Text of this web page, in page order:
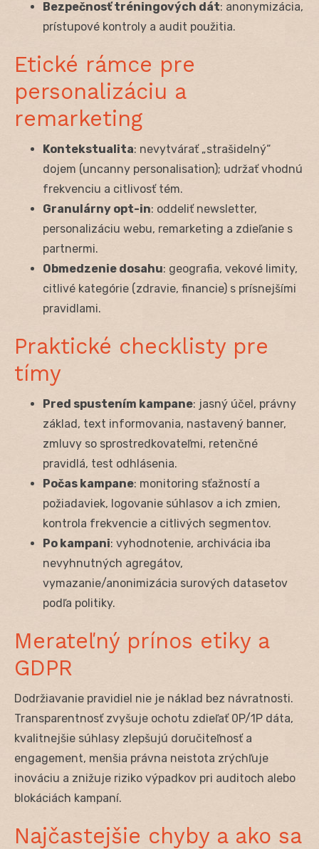
Bezpečnosť tréningových dát: anonymizácia,
prístupové kontroly a audit použitia.
Etické rámce pre
personalizáciu a
remarketing
Kontekstualita: nevytvárať „strašidelný“
dojem (uncanny personalisation); udržať vhodnú
frekvenciu a citlivosť tém.
Granulárny opt-in: oddeliť newsletter,
personalizáciu webu, remarketing a zdieľanie s
partnermi.
Obmedzenie dosahu: geografia, vekové limity,
citlivé kategórie (zdravie, financie) s prísnejšími
pravidlami.
Praktické checklisty pre
tímy
Pred spustením kampane: jasný účel, právny
základ, text informovania, nastavený banner,
zmluvy so sprostredkovateľmi, retenčné
pravidlá, test odhlásenia.
Počas kampane: monitoring sťažností a
požiadaviek, logovanie súhlasov a ich zmien,
kontrola frekvencie a citlivých segmentov.
Po kampani: vyhodnotenie, archivácia iba
nevyhnutných agregátov,
vymazanie/anonimizácia surových datasetov
podľa politiky.
Merateľný prínos etiky a
GDPR
Dodržiavanie pravidiel nie je náklad bez návratnosti.
Transparentnosť zvyšuje ochotu zdieľať 0P/1P dáta,
kvalitnejšie súhlasy zlepšujú doručiteľnosť a
engagement, menšia právna neistota zrýchľuje
inováciu a znižuje riziko výpadkov pri auditoch alebo
blokáciách kampaní.
Najčastejšie chyby a ako sa